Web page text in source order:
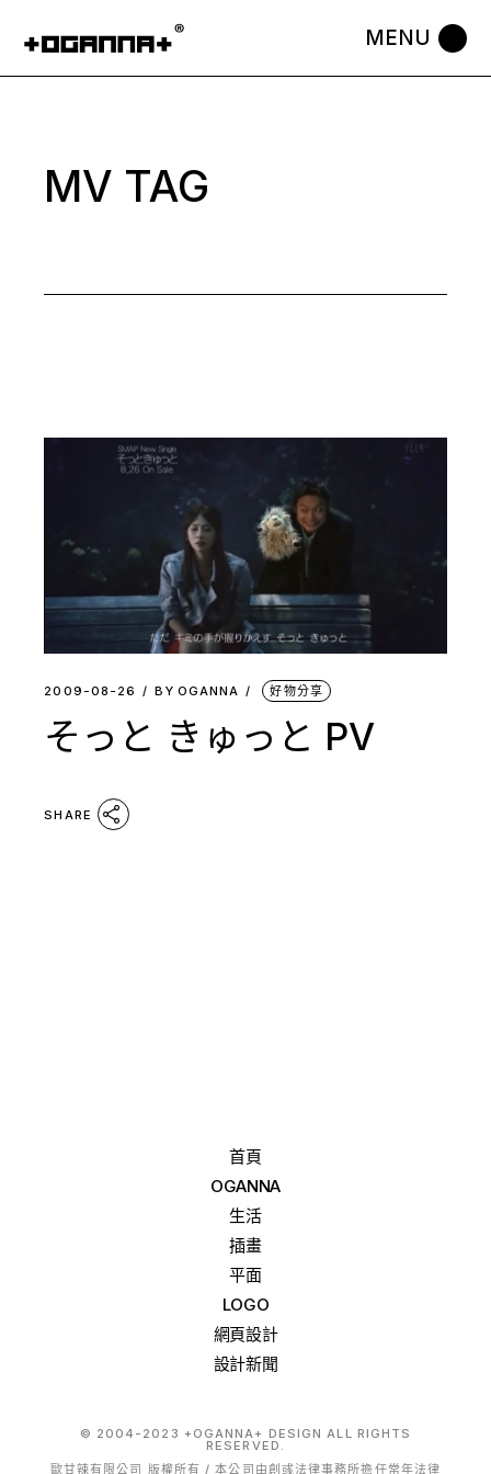
the
MV TAG
2009-08-26 BY OGANNA 好物分享
そっと きゅっと PV
SHARE
首頁
OGANNA
生活
插畫
平面
LOGO
網頁設計
設計新聞
© 2004-2023 +OGANNA+ DESIGN ALL RIGHTS
RESERVED.
歐甘辣有限公司 版權所有 / 本公司由創彧法律事務所擔任常年法律